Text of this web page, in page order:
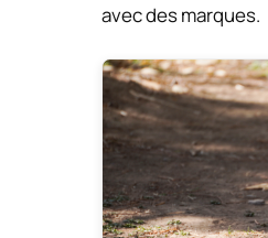
avec des marques.